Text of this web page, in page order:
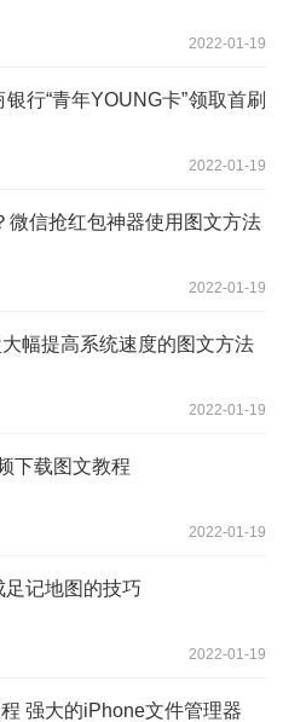
2022-01-19
行“青年YOUNG卡”领取首刷
2022-01-19
微信抢红包神器使用图文方法
2022-01-19
幅提高系统速度的图文方法
2022-01-19
下载图文教程
2022-01-19
记地图的技巧
2022-01-19
强大的iPhone文件管理器